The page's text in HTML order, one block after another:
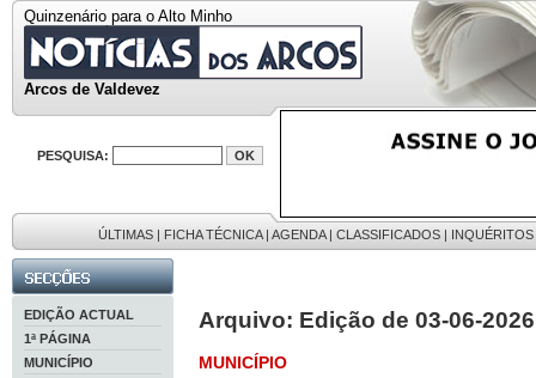
Quinzenário para o Alto Minho
Arcos de Valdevez
PESQUISA:
ÚLTIMAS | FICHA TÉCNICA| AGENDA| CLASSIFICADOS | INQUÉRITOS
EDIÇÃO ACTUAL
1ª PÁGINA
MUNICÍPIO
Arquivo: Edição de 03-06-2026
MUNICÍPIO